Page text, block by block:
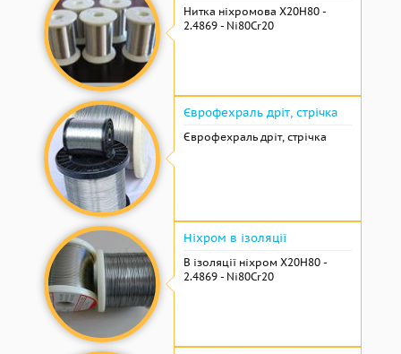
Нитка ніхромова Х20Н80 -
2.4869 - Ni80Cr20
Єврофехраль дріт, стрічка
Єврофехраль дріт, стрічка
Ніхром в ізоляції
В ізоляції ніхром Х20Н80 -
2.4869 - Ni80Cr20